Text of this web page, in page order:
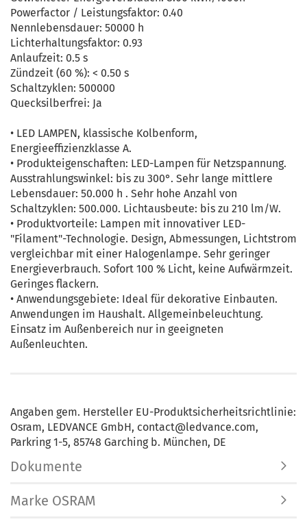
Powerfactor / Leistungsfaktor: 0.40
Nennlebensdauer: 50000 h
Lichterhaltungsfaktor: 0.93
Anlaufzeit: 0.5 s
Zündzeit (60 %): < 0.50 s
Schaltzyklen: 500000
Quecksilberfrei: Ja
• LED LAMPEN, klassische Kolbenform,
Energieeffizienzklasse A.
• Produkteigenschaften: LED-Lampen für Netzspannung.
Ausstrahlungswinkel: bis zu 300°. Sehr lange mittlere
Lebensdauer: 50.000 h . Sehr hohe Anzahl von
Schaltzyklen: 500.000. Lichtausbeute: bis zu 210 lm/W.
• Produktvorteile: Lampen mit innovativer LED-
"Filament"-Technologie. Design, Abmessungen, Lichtstrom
vergleichbar mit einer Halogenlampe. Sehr geringer
Energieverbrauch. Sofort 100 % Licht, keine Aufwärmzeit.
Geringes flackern.
• Anwendungsgebiete: Ideal für dekorative Einbauten.
Anwendungen im Haushalt. Allgemeinbeleuchtung.
Einsatz im Außenbereich nur in geeigneten
Außenleuchten.
Angaben gem. Hersteller EU-Produktsicherheitsrichtlinie:
Osram, LEDVANCE GmbH, contact@ledvance.com,
Parkring 1-5, 85748 Garching b. München, DE
Dokumente
Marke OSRAM